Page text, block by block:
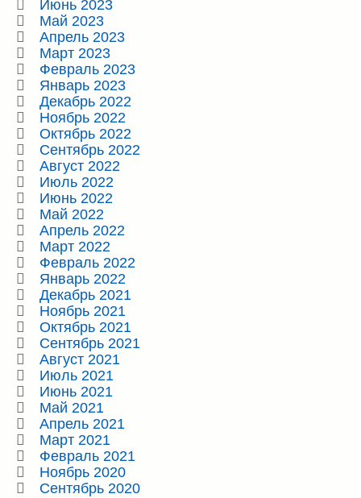
Июнь 2023
Май 2023
Апрель 2023
Март 2023
Февраль 2023
Январь 2023
Декабрь 2022
Ноябрь 2022
Октябрь 2022
Сентябрь 2022
Август 2022
Июль 2022
Июнь 2022
Май 2022
Апрель 2022
Март 2022
Февраль 2022
Январь 2022
Декабрь 2021
Ноябрь 2021
Октябрь 2021
Сентябрь 2021
Август 2021
Июль 2021
Июнь 2021
Май 2021
Апрель 2021
Март 2021
Февраль 2021
Ноябрь 2020
Сентябрь 2020